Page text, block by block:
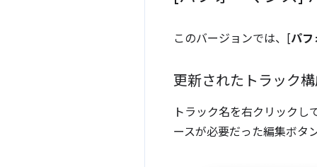
このバージョンでは、[パフ
更新されたトラック
トラック名を右クリックし
ースが必要だった編集ボタ